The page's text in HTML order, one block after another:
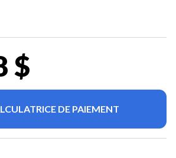
$
DE PAIEMENT